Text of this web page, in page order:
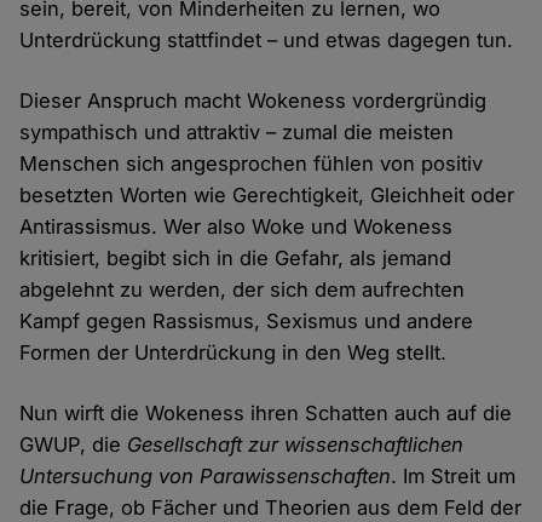
sein, bereit, von Minderheiten zu lernen, wo
Unterdrückung stattfindet – und etwas dagegen tun.
Dieser Anspruch macht Wokeness vordergründig
sympathisch und attraktiv – zumal die meisten
Menschen sich angesprochen fühlen von positiv
besetzten Worten wie Gerechtigkeit, Gleichheit oder
Antirassismus. Wer also Woke und Wokeness
kritisiert, begibt sich in die Gefahr, als jemand
abgelehnt zu werden, der sich dem aufrechten
Kampf gegen Rassismus, Sexismus und andere
Formen der Unterdrückung in den Weg stellt.
Nun wirft die Wokeness ihren Schatten auch auf die
GWUP, die Gesellschaft zur wissenschaftlichen
Untersuchung von Parawissenschaften. Im Streit um
die Frage, ob Fächer und Theorien aus dem Feld der